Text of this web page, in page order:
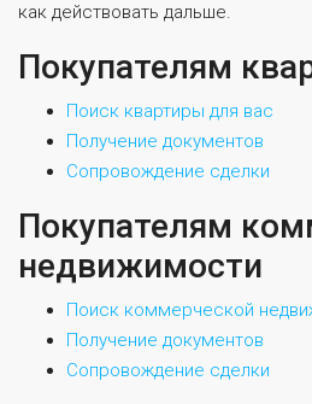
как действовать дальше.
Покупателям
Поиск квартиры для вас
Получение документов
Сопровождение сделки
Покупателям
недвижимости
Поиск коммерческой
Получение документов
Сопровождение сделки